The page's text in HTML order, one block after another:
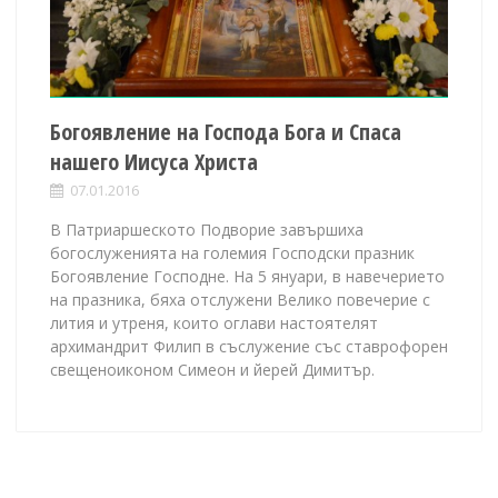
Богоявление на Господа Бога и Спаса
нашего Иисуса Христа
07.01.2016
В Патриаршеското Подворие завършиха
богослуженията на големия Господски празник
Богоявление Господне. На 5 януари, в навечерието
на празника, бяха отслужени Велико повечерие с
лития и утреня, които оглави настоятелят
архимандрит Филип в съслужение със ставрофорен
свещеноиконом Симеон и йерей Димитър.